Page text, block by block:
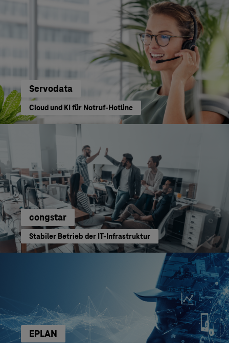
Servodata
Cloud und KI für Notruf-Hotline
congstar
Stabiler Betrieb der IT-Infrastruktur
EPLAN